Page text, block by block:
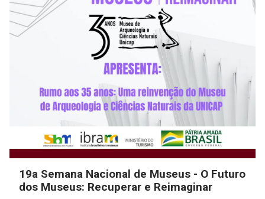
19a Semana Nacional de Museus - O Futuro
dos Museus: Recuperar e Reimaginar